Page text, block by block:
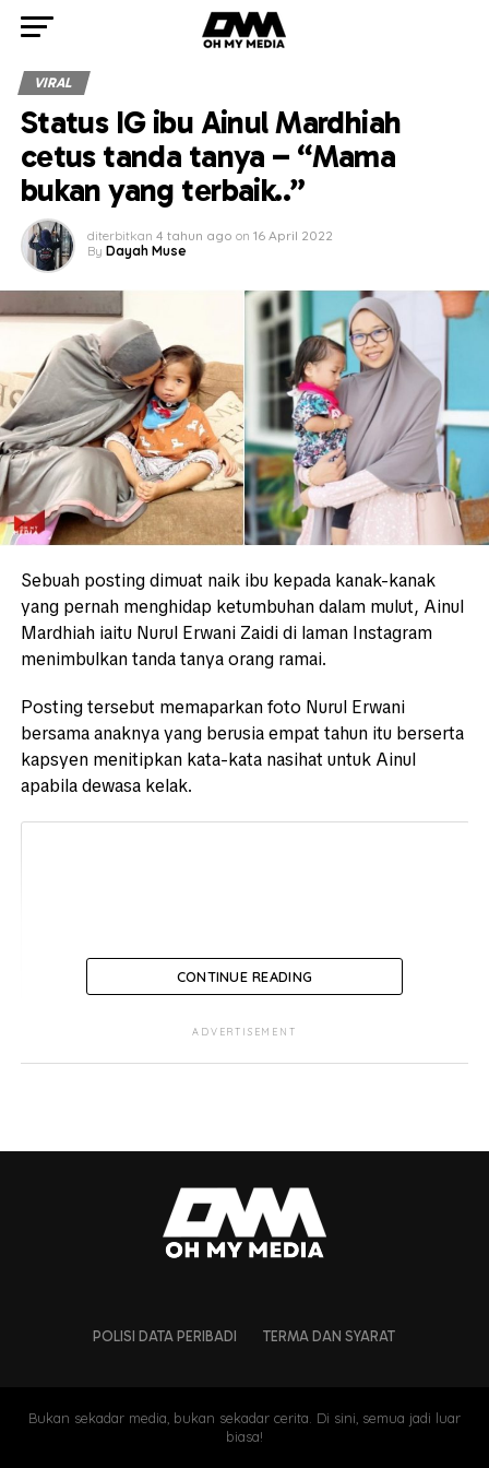
VIRAL
Status IG ibu Ainul Mardhiah
cetus tanda tanya – “Mama
bukan yang terbaik..”
diterbitkan 4 tahun ago on 16 April 2022
By Dayah Muse
Sebuah posting dimuat naik ibu kepada kanak-kanak
yang pernah menghidap ketumbuhan dalam mulut, Ainul
Mardhiah iaitu Nurul Erwani Zaidi di laman Instagram
menimbulkan tanda tanya orang ramai.
Posting tersebut memaparkan foto Nurul Erwani
bersama anaknya yang berusia empat tahun itu berserta
kapsyen menitipkan kata-kata nasihat untuk Ainul
apabila dewasa kelak.
CONTINUE READING
ADVERTISEMENT
POLISI DATA PERIBADI TERMA DAN SYARAT
Bukan sekadar media, bukan sekadar cerita. Di sini, semua jadi luar
biasa!